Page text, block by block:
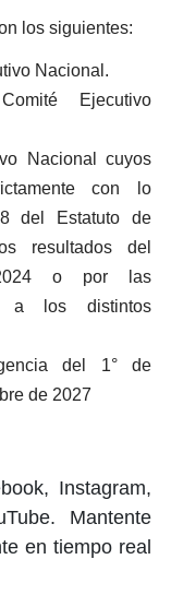
los siguientes:
Nacional.
Ejecutivo
Nacional cuyos
con lo
del Estatuto de
resultados del
2024 o por las
a los distintos
del 1° de
de 2027
Instagram,
Mantente
en tiempo real